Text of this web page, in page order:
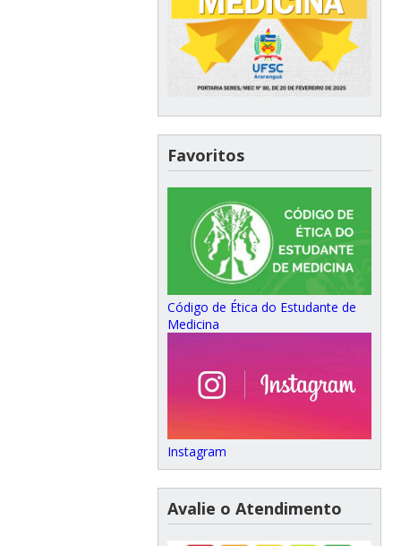
Favoritos
Código de Ética do Estudante de
Medicina
Instagram
Avalie o Atendimento